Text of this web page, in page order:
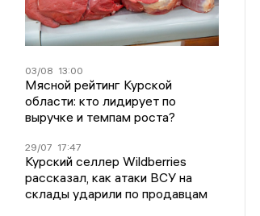
03/08 13:00
Мясной рейтинг Курской
области: кто лидирует по
выручке и темпам роста?
29/07 17:47
Курский селлер Wildberries
рассказал, как атаки ВСУ на
склады ударили по продавцам